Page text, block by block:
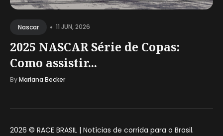
Nascar • 11 JUN, 2026
2025 NASCAR Série de Copas:
Como assistir...
ByMariana Becker
2026 © RACE BRASIL | Notícias de corrida para o Brasil.